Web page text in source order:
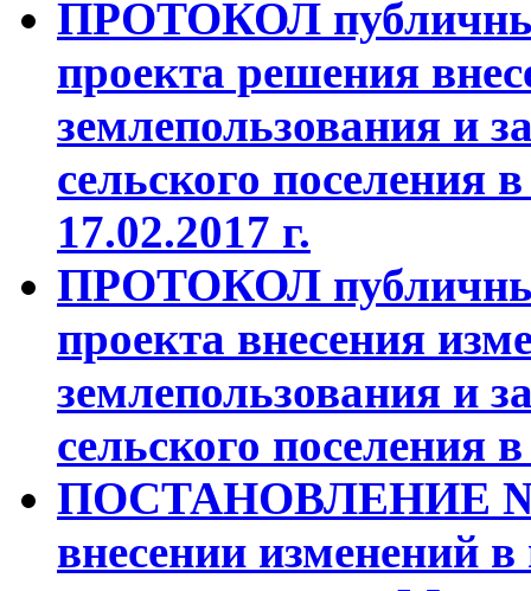
ПРОТОКОЛ
проекта решения
землепользования и
сельского поселения
17.02.2017 г.
ПРОТОКОЛ
проекта внесения
землепользования и
сельского поселения
ПОСТАНОВЛЕНИЕ
внесении изменений в